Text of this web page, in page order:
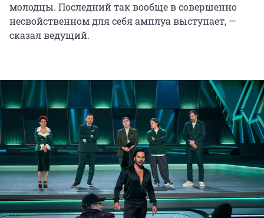
молодцы. Последний так вообще в совершенно
несвойственном для себя амплуа выступает, —
сказал ведущий.